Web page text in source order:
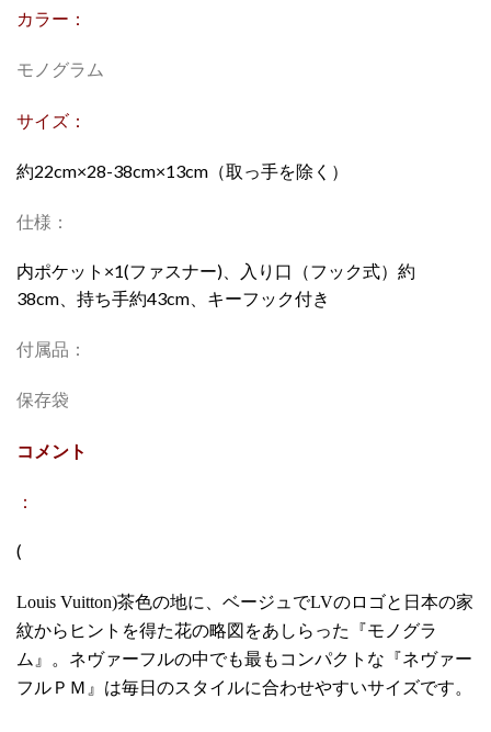
カラー：
モノグラム
サイズ：
約22cm×28-38cm×13cm（取っ手を除く）
仕様：
内ポケット×1(ファスナー)、入り口（フック式）約
38cm、持ち手約43cm、キーフック付き
付属品：
保存袋
コメント
：
(
Louis Vuitton)茶色の地に、ベージュでLVのロゴと日本の家
紋からヒントを得た花の略図をあしらった『モノグラ
ム』。ネヴァーフルの中でも最もコンパクトな『ネヴァー
フルＰＭ』は毎日のスタイルに合わせやすいサイズです。